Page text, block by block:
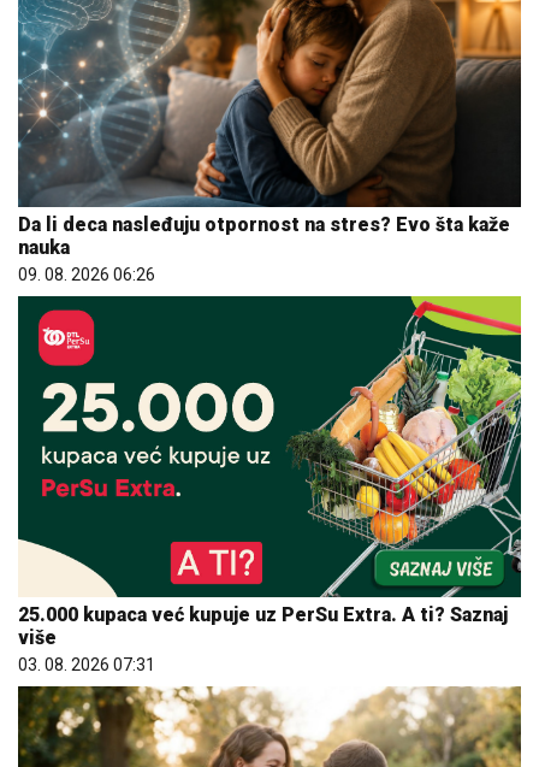
Da li deca nasleđuju otpornost na stres? Evo šta kaže
nauka
09. 08. 2026 06:26
25.000 kupaca već kupuje uz PerSu Extra. A ti? Saznaj
više
03. 08. 2026 07:31